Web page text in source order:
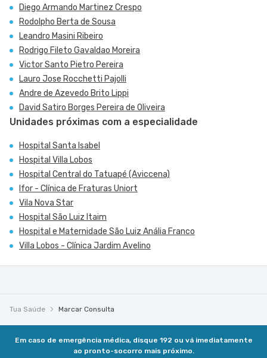
Diego Armando Martinez Crespo
Rodolpho Berta de Sousa
Leandro Masini Ribeiro
Rodrigo Fileto Gavaldao Moreira
Victor Santo Pietro Pereira
Lauro Jose Rocchetti Pajolli
Andre de Azevedo Brito Lippi
David Satiro Borges Pereira de Oliveira
Unidades próximas com a especialidade
Hospital Santa Isabel
Hospital Villa Lobos
Hospital Central do Tatuapé (Aviccena)
Ifor - Clínica de Fraturas Uniort
Vila Nova Star
Hospital São Luiz Itaim
Hospital e Maternidade São Luiz Anália Franco
Villa Lobos - Clínica Jardim Avelino
Tua Saúde Marcar Consulta
Em caso de emergência médica, disque 192 ou vá imediatamente
ao pronto-socorro mais próximo.